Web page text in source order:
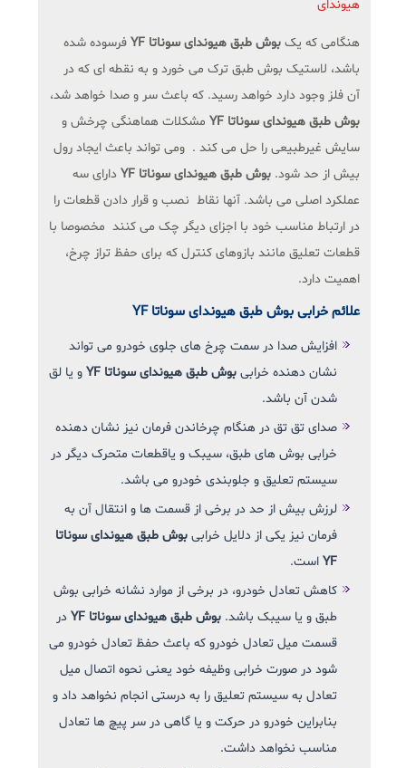
هیوندای
هنگامی که یک بوش طبق هیوندای سوناتا YF
فرسوده شده
باشد، لاستیک بوش طبق ترک می خورد و به نقطه ای که در
آن فلز وجود دارد خواهد رسید. که باعث سر و صدا خواهد شد،
بوش طبق هیوندای سوناتا YF
مشکلات هماهنگی چرخش و
سایش غیرطبیعی را حل می کند . ومی تواند باعث ایجاد رول
بیش از حد شود. بوش طبق هیوندای سوناتا YF
دارای سه
عملکرد اصلی می باشد. آنها نقاط نصب و قرار دادن قطعات را
در ارتباط مناسب خود با اجزای دیگر چک می کنند مخصوصا با
قطعات تعلیق مانند بازوهای کنترل که برای حفظ تراز چرخ،
اهمیت دارد.
علائم خرابی بوش طبق هیوندای سوناتا YF
افزایش صدا در سمت چرخ های جلوی خودرو می تواند
نشان دهنده خرابی بوش طبق هیوندای سوناتا YF
و یا لق
شدن آن باشد.
صدای تق تق در هنگام چرخاندن فرمان نیز نشان دهنده
خرابی بوش های طبق، سیبک و یاقطعات متحرک دیگر در
سیستم تعلیق و جلوبندی خودرو می باشد.
لرزش بیش از حد در برخی از قسمت ها و انتقال آن به
فرمان نیز یکی از دلایل خرابی بوش طبق هیوندای سوناتا
YFاست.
کاهش تعادل خودرو، در برخی از موارد نشانه خرابی بوش
طبق و یا سیبک باشد. بوش طبق هیوندای سوناتا YF
در
قسمت میل تعادل خودرو که باعث حفظ تعادل خودرو می
شود در صورت خرابی وظیفه خود یعنی نحوه اتصال میل
تعادل به سیستم تعلیق را به درستی انجام نخواهد داد و
بنابراین خودرو در حرکت و یا گاهی در سر پیچ ها تعادل
مناسب نخواهد داشت.